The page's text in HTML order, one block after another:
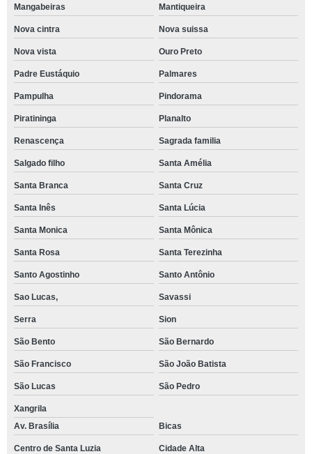
Mangabeiras Mantiqueira
Nova cintra Nova suissa
Nova vista Ouro Preto
Padre Eustáquio Palmares
Pampulha Pindorama
Piratininga Planalto
Renascença Sagrada familia
Salgado filho Santa Amélia
Santa Branca Santa Cruz
Santa Inês Santa Lúcia
Santa Monica Santa Mônica
Santa Rosa Santa Terezinha
Santo Agostinho Santo Antônio
Sao Lucas, Savassi
Serra Sion
São Bento São Bernardo
São Francisco São João Batista
São Lucas São Pedro
Xangrila
Av. Brasília
Bicas
Centro de Santa Luzia Cidade Alta